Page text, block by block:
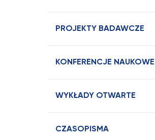
PROJEKTY BADAWCZE
KONFERENCJE NAUKOWE
WYKŁADY OTWARTE
CZASOPISMA